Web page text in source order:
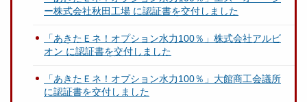
ー株式会社秋田工場 に認証書を交付しました
「あきたＥネ！オプション水力100％」株式会社アルビ
オン に認証書を交付しました
「あきたＥネ！オプション水力100％」大館商工会議所
に認証書を交付しました